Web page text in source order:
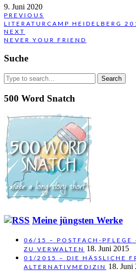
9. Juni 2020
Beitragsnavigation
PREVIOUS
PREVIOUS
POST:
LITERATURCAMP HEIDELBERG
NEXT
NEXT
POST:
NEVER YOUR FRIEND
Suche
Search
for:
500 Word Snatch
Meine jüngsten Werke
06/15 – POSTFACH-PFLEGE
ZU VERWALTEN 18. Juni 2015
01/2015 – DIE HÄSSLICHE
ALTERNATIVMEDIZIN 18. Juni